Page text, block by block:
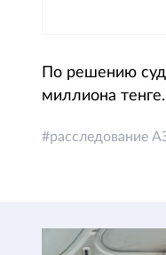
По решению
миллиона тенге.
расследование